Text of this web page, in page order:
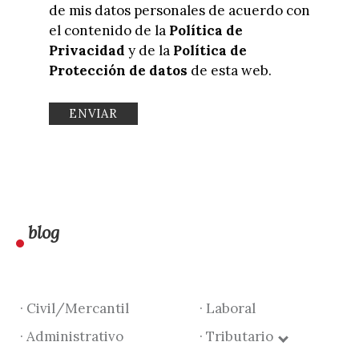
de mis datos personales de acuerdo con
el contenido de la Política de
Privacidad y de la Política de
Protección de datos de esta web.
blog
· Civil/Mercantil
· Laboral
· Administrativo
· Tributario